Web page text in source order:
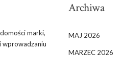
marki,
wprowadzaniu
Archiwa
MAJ 2026
MARZEC 2026